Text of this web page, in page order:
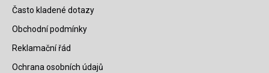
Často kladené dotazy
Obchodní podmínky
Reklamační řád
Ochrana osobních údajů